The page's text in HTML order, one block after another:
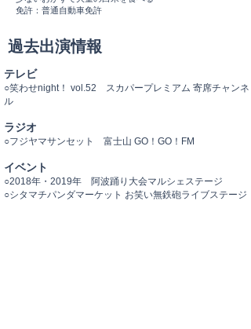
免許：普通自動車免許
過去出演情報
テレビ
○笑わせnight！ vol.52 スカパープレミアム 寄席チャンネ
ル
ラジオ
○フジヤマサンセット 富士山 GO！GO！FM
イベント
○2018年・2019年 阿波踊り大会マルシェステージ
○シタマチパンダマーケット お笑い無鉄砲ライブステージ